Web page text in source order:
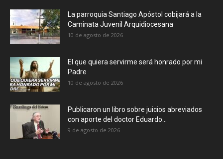
La parroquia Santiago Apóstol cobijará a la
Caminata Juvenil Arquidiocesana
10 de agosto de 2026
El que quiera servirme será honrado por mi
Padre
10 de agosto de 2026
Publicaron un libro sobre juicios abreviados
con aporte del doctor Eduardo...
9 de agosto de 2026